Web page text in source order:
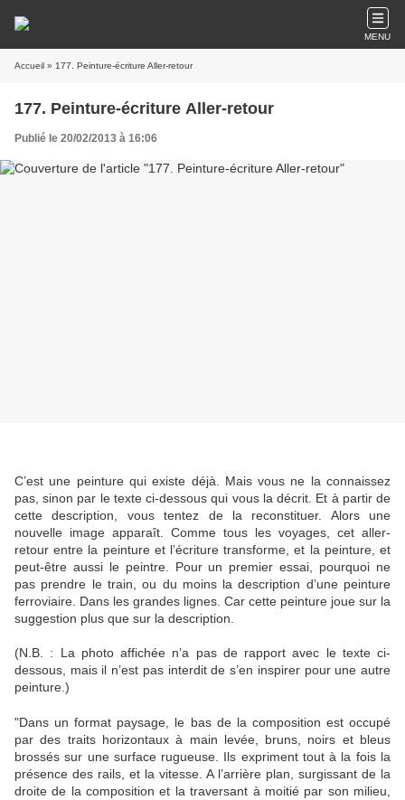
MENU
Accueil » 177. Peinture-écriture Aller-retour
177. Peinture-écriture Aller-retour
Publié le 20/02/2013 à 16:06
C’est une peinture qui existe déjà. Mais vous ne la connaissez
pas, sinon par le texte ci-dessous qui vous la décrit. Et à partir de
cette description, vous tentez de la reconstituer. Alors une
nouvelle image apparaît. Comme tous les voyages, cet aller-
retour entre la peinture et l’écriture transforme, et la peinture, et
peut-être aussi le peintre. Pour un premier essai, pourquoi ne
pas prendre le train, ou du moins la description d’une peinture
ferroviaire. Dans les grandes lignes. Car cette peinture joue sur la
suggestion plus que sur la description.
(N.B. : La photo affichée n’a pas de rapport avec le texte ci-
dessous, mais il n’est pas interdit de s’en inspirer pour une autre
peinture.)
"Dans un format paysage, le bas de la composition est occupé
par des traits horizontaux à main levée, bruns, noirs et bleus
brossés sur une surface rugueuse. Ils expriment tout à la fois la
présence des rails, et la vitesse. A l’arrière plan, surgissant de la
droite de la composition et la traversant à moitié par son milieu,